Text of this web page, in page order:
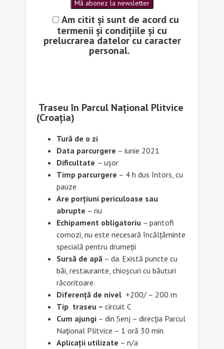
Am citit și sunt de acord cu
termenii și condițiile și cu
prelucrarea datelor cu caracter
personal.
Traseu în Parcul Național Plitvice
(Croația)
Tură de o zi
Data parcurgere – iunie 2021
Dificultate – ușor
Timp parcurgere – 4 h dus întors, cu
pauze
Are porțiuni periculoase sau
abrupte – nu
Echipament obligatoriu – pantofi
comozi, nu este necesară încălțăminte
specială pentru drumeții
Sursă de apă – da. Există puncte cu
băi, restaurante, chioșcuri cu băuturi
răcoritoare.
Diferență de nivel +200/ – 200 m
Tip traseu – circuit C
Cum ajungi – din Senj – direcția Parcul
Național Plitvice – 1 oră 30 min.
Aplicații utilizate – n/a